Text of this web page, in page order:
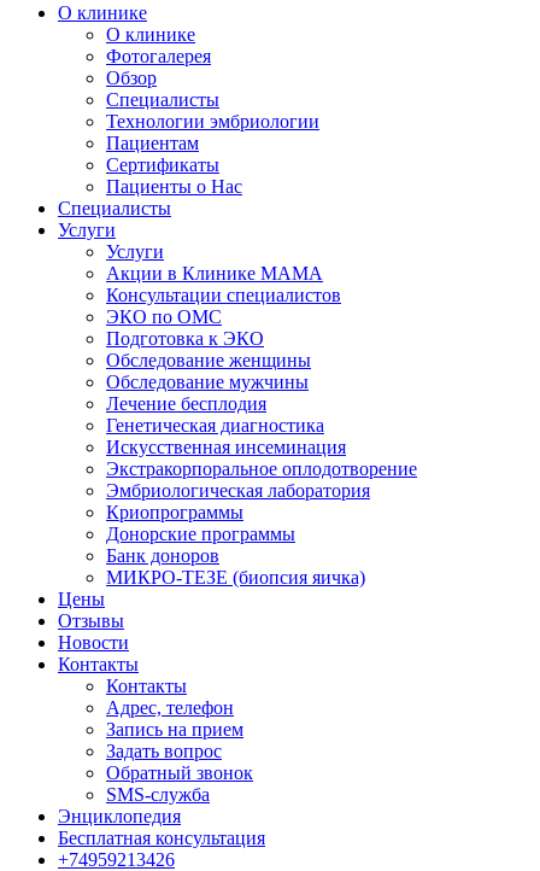
О клинике
О клинике
Фотогалерея
Обзор
Специалисты
Технологии эмбриологии
Пациентам
Сертификаты
Пациенты о Нас
Специалисты
Услуги
Услуги
Акции в Клинике МАМА
Консультации специалистов
ЭКО по ОМС
Подготовка к ЭКО
Обследование женщины
Обследование мужчины
Лечение бесплодия
Генетическая диагностика
Искусственная инсеминация
Экстракорпоральное оплодотворение
Эмбриологическая лаборатория
Криопрограммы
Донорские программы
Банк доноров
МИКРО-ТЕЗЕ (биопсия яичка)
Цены
Отзывы
Новости
Контакты
Контакты
Адрес, телефон
Запись на прием
Задать вопрос
Обратный звонок
SMS-служба
Энциклопедия
Бесплатная консультация
+74959213426